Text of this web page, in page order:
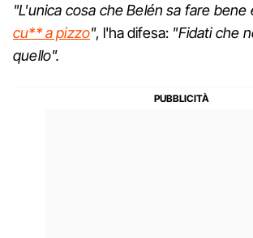
"L'unica cosa che Belén sa fare bene
cu** a pizzo", l'ha difesa: "Fidati che
quello".